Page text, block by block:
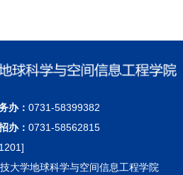
办： 0731-58399382
办： 0731-58562815
大学地球科学与空间信息工程学院